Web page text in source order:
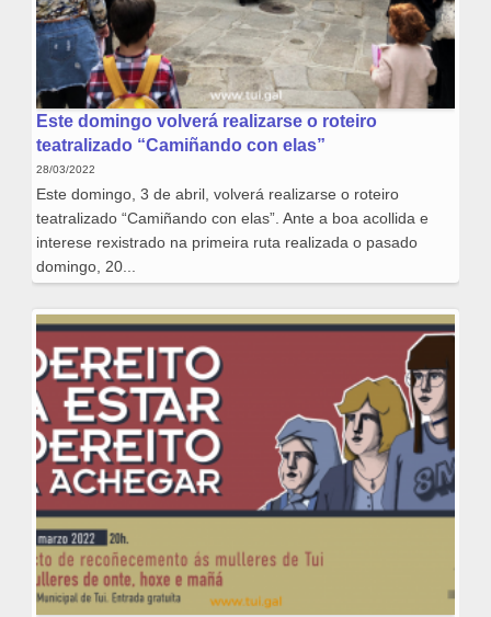
Este domingo volverá realizarse o roteiro
teatralizado “Camiñando con elas”
28/03/2022
Este domingo, 3 de abril, volverá realizarse o roteiro
teatralizado “Camiñando con elas”. Ante a boa acollida e
interese rexistrado na primeira ruta realizada o pasado
domingo, 20...